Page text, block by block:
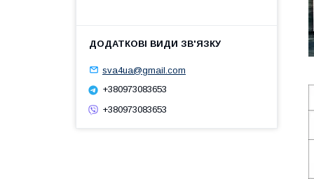
sva4ua@gmail.com
+380973083653
+380973083653